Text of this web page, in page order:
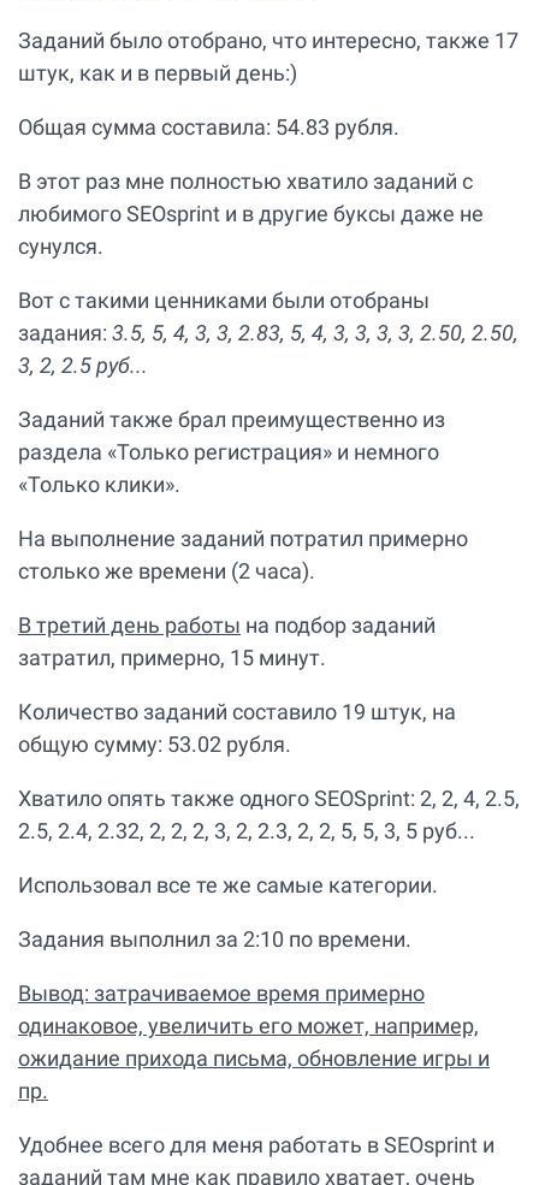
Заданий было отобрано, что интересно, также 17
штук, как и в первый день:)
Общая сумма составила: 54.83 рубля.
В этот раз мне полностью хватило заданий с
любимого SEOsprint и в другие буксы даже не
сунулся.
Вот с такими ценниками были отобраны
задания: 3.5, 5, 4, 3, 3, 2.83, 5, 4, 3, 3, 3, 3, 2.50, 2.50,
3, 2, 2.5 руб...
Заданий также брал преимущественно из
раздела «Только регистрация» и немного
«Только клики».
На выполнение заданий потратил примерно
столько же времени (2 часа).
В третий день работы на подбор заданий
затратил, примерно, 15 минут.
Количество заданий составило 19 штук, на
общую сумму: 53.02 рубля.
Хватило опять также одного SEOSprint: 2, 2, 4, 2.5,
2.5, 2.4, 2.32, 2, 2, 2, 3, 2, 2.3, 2, 2, 5, 5, 3, 5 руб...
Использовал все те же самые категории.
Задания выполнил за 2:10 по времени.
Вывод: затрачиваемое время примерно
одинаковое, увеличить его может, например,
ожидание прихода письма, обновление игры и
пр.
Удобнее всего для меня работать в SEOsprint и
заданий там мне как правило хватает, очень